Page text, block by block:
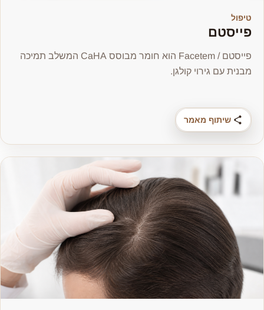
טיפול
פייסטם
פייסטם / Facetem הוא חומר מבוסס CaHA המשלב תמיכה
מבנית עם גירוי קולגן.
שיתוף מאמר